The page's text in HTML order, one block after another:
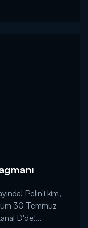
Pelin'i kim,
30 Temmuz
D'de!...